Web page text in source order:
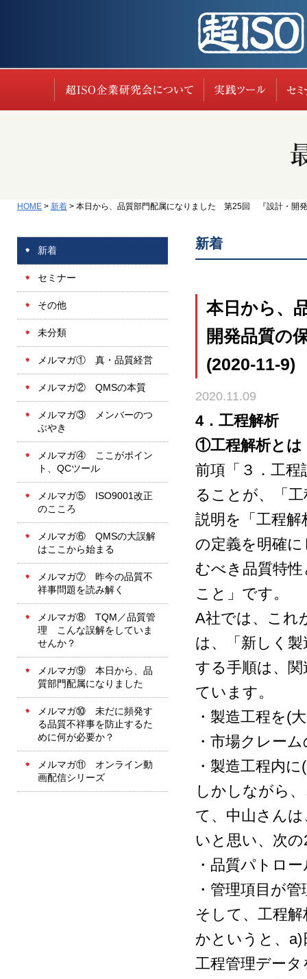
超ISO企業研究会に
HOME > 新着 > 本日から、品質部門配属になりました 第25回 『設計・
新着
セミナー
その他
未分類
メルマガ① 真・品質経営
メルマガ② QMSの本質
メルマガ③ メンバーのつ
ぶやき
メルマガ④ ここがポイン
ト、QCツール
メルマガ⑤ ISO9001改正
のこころ
メルマガ⑥ QMSの大誤解
はここから始まる
メルマガ⑦ 昨今の品質不
祥事問題を読み解く
メルマガ⑧ TQM／品質管
理 こんな誤解をしていま
せんか？
メルマガ⑨ 本日から、品
質部門配属になりました
メルマガ⑩ 未だに頻発す
る品質不祥事を防止するた
めに何が必要か？
メルマガ⑪ オンライン動
画配信シリーズ
新着
本日から、
開発品質
(2020-11-9)
2020.11.09
4．工程解析
①工程解析とは
前項「３．工
ることが、「
説明を「工程
の定義を明確
むべき品質特
こと」です。
A社では、これ
は、「新しく
する手順は、
ています。
・製造工程を(
・市場クレー
・製造工程内
しかしながら
て、中山さん
いと思い、次
・品質パトロ
・管理項目が
そして、工程
かというと、a)
工程管理デー